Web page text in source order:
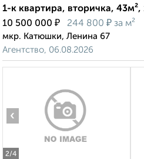
1-к квартира, вторичка,
10 500 000 ₽ 244 800 ₽ за м²
мкр. Катюшки, Ленина 67
Агентство, 06.08.2026
2/4
‹